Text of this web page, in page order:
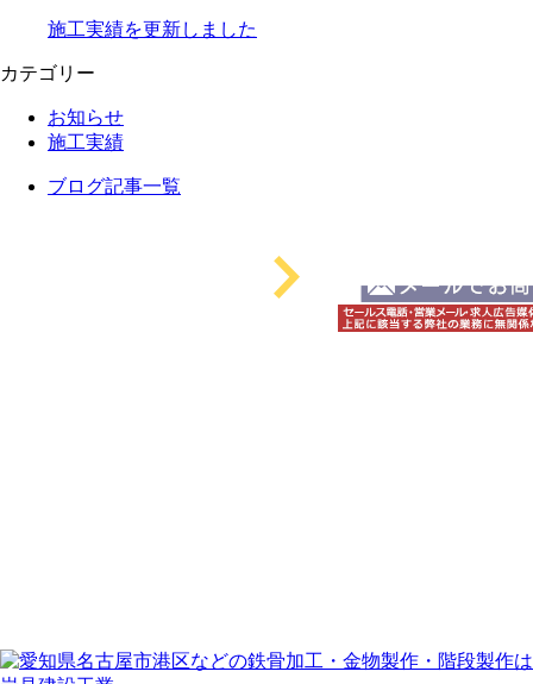
施工実績を更新しました
カテゴリー
お知らせ
施工実績
ブログ記事一覧